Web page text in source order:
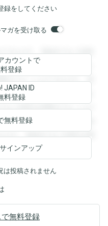
録をしてください
ガを受け取る
きます。登録すると回答
ると回答を閲覧すること
することができます。登
ます。登録すると回答を
と回答を閲覧することが
ることができます。登録
す。登録すると回答を閲
カウントで
登録
JAPAN ID
料登録
無料登録
インアップ
は投稿されません
無料登録